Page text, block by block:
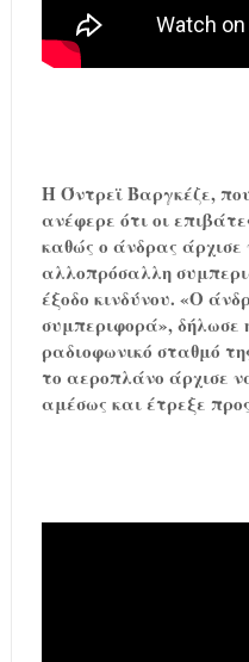
Η Όντρεϊ Βαργκέζε,
ανέφερε ότι οι
καθώς ο άνδρας άρχισε
αλλοπρόσαλλη
έξοδο κινδύνου. «Ο
συμπεριφορά», δήλωσε
ραδιοφωνικό σταθμό
το αεροπλάνο άρχισε
αμέσως και έτρεξε